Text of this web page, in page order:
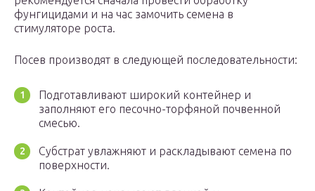
фунгицидами и на час замочить семена в
стимуляторе роста.
Посев производят в следующей последовательности:
Подготавливают широкий контейнер и
заполняют его песочно-торфяной почвенной
смесью.
Субстрат увлажняют и раскладывают семена по
поверхности.